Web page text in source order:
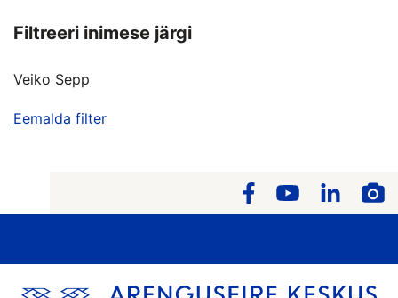
Filtreeri inimese järgi
Veiko Sepp
Eemalda filter